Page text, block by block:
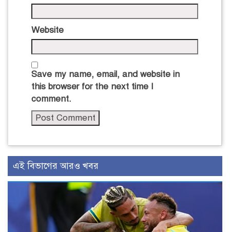
Website
Save my name, email, and website in
this browser for the next time I
comment.
এই বিভাগের আরও খবর